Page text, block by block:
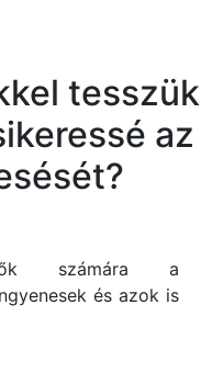
tesszük
az
számára a
és azok is